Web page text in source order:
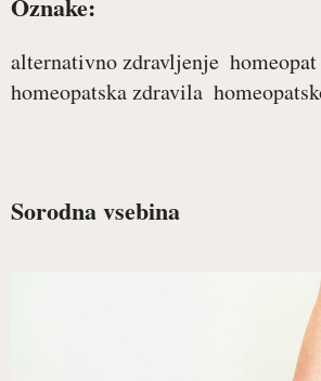
Oznake:
alternativno zdravljenje homeopat
homeopatska zdravila
Sorodna vsebina